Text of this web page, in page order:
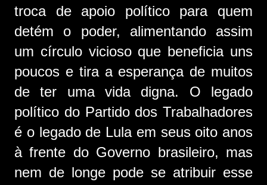
troca de apoio político para quem
detém o poder, alimentando assim
um círculo vicioso que beneficia uns
poucos e tira a esperança de muitos
de ter uma vida digna. O legado
político do Partido dos Trabalhadores
é o legado de Lula em seus oito anos
à frente do Governo brasileiro, mas
nem de longe pode se atribuir esse